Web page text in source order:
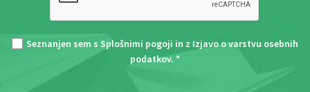
Seznanjen sem s Splošnimi pogoji in z Izjavo o varstvu osebnih
podatkov. *